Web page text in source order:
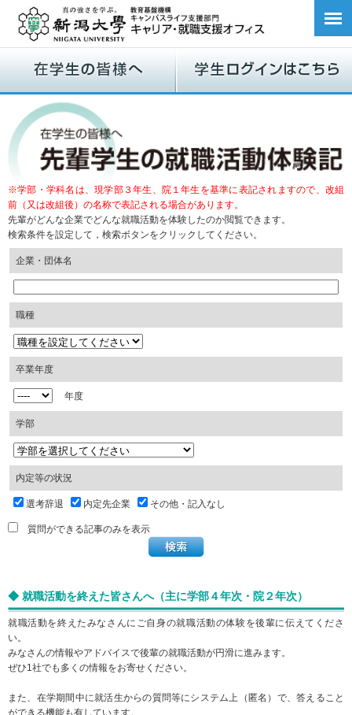
※学部・学科名は、現学部３年生、院１年生を基準に表記されますので、改組
前（又は改組後）の名称で表記される場合があります。
先輩がどんな企業でどんな就職活動を体験したのか閲覧できます。
検索条件を設定して，検索ボタンをクリックしてください。
企業・団体名
職種
卒業年度
年度
学部
内定等の状況
選考辞退 内定先企業 その他・記入なし
質問ができる記事のみを表示
◆ 就職活動を終えた皆さんへ（主に学部４年次・院２年次）
就職活動を終えたみなさんにご自身の就職活動の体験を後輩に伝えてくださ
い。
みなさんの情報やアドバイスで後輩の就職活動が円滑に進みます。
ぜひ1社でも多くの情報をお寄せください。
また、在学期間中に就活生からの質問等にシステム上（匿名）で、答えること
ができる機能も有しています。